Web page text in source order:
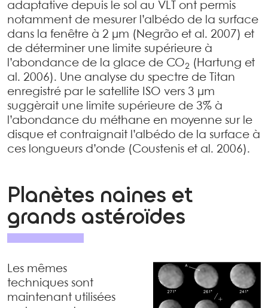
adaptative depuis le sol au VLT ont permis
notamment de mesurer l’albédo de la surface
dans la fenêtre à 2 µm (Negrão et al. 2007) et
de déterminer une limite supérieure à
l’abondance de la glace de CO2 (Hartung et
al. 2006). Une analyse du spectre de Titan
enregistré par le satellite ISO vers 3 µm
suggèrait une limite supérieure de 3% à
l’abondance du méthane en moyenne sur le
disque et contraignait l’albédo de la surface à
ces longueurs d’onde (Coustenis et al. 2006).
Planètes naines et
grands astéroïdes
Les mêmes
techniques sont
maintenant utilisées